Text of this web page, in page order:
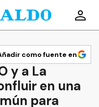
como fuente en
y a La
en una
para